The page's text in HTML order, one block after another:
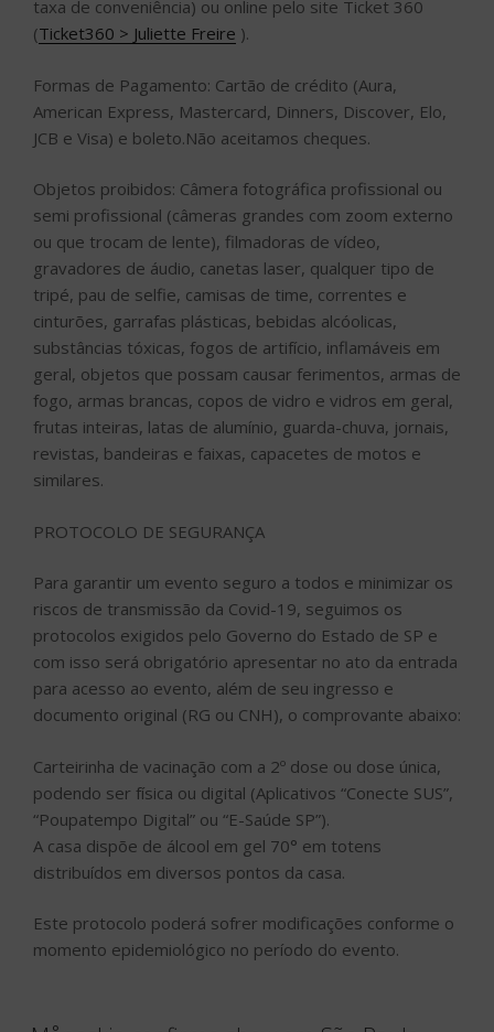
taxa de conveniência) ou online pelo site Ticket 360
(Ticket360 > Juliette Freire ).
Formas de Pagamento: Cartão de crédito (Aura,
American Express, Mastercard, Dinners, Discover, Elo,
JCB e Visa) e boleto.Não aceitamos cheques.
Objetos proibidos: Câmera fotográfica profissional ou
semi profissional (câmeras grandes com zoom externo
ou que trocam de lente), filmadoras de vídeo,
gravadores de áudio, canetas laser, qualquer tipo de
tripé, pau de selfie, camisas de time, correntes e
cinturões, garrafas plásticas, bebidas alcóolicas,
substâncias tóxicas, fogos de artifício, inflamáveis em
geral, objetos que possam causar ferimentos, armas de
fogo, armas brancas, copos de vidro e vidros em geral,
frutas inteiras, latas de alumínio, guarda-chuva, jornais,
revistas, bandeiras e faixas, capacetes de motos e
similares.
PROTOCOLO DE SEGURANÇA
Para garantir um evento seguro a todos e minimizar os
riscos de transmissão da Covid-19, seguimos os
protocolos exigidos pelo Governo do Estado de SP e
com isso será obrigatório apresentar no ato da entrada
para acesso ao evento, além de seu ingresso e
documento original (RG ou CNH), o comprovante abaixo:
Carteirinha de vacinação com a 2º dose ou dose única,
podendo ser física ou digital (Aplicativos “Conecte SUS”,
“Poupatempo Digital” ou “E-Saúde SP”).
A casa dispõe de álcool em gel 70° em totens
distribuídos em diversos pontos da casa.
Este protocolo poderá sofrer modificações conforme o
momento epidemiológico no período do evento.